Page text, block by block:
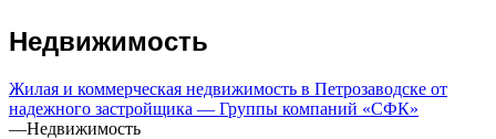
Недвижимость
Жилая и коммерческая недвижимость в Петрозаводске от
надежного застройщика — Группы компаний «СФК»
—Недвижимость